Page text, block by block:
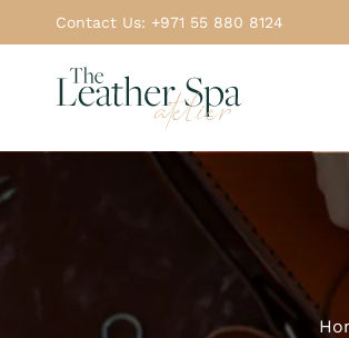
Contact Us: +971 55 880 8124